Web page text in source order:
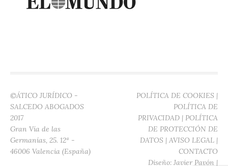
©ÁTICO JURÍDICO -
SALCEDO ABOGADOS
2017
Gran Vía de las
Germanías, 25. 12ª -
46006 Valencia (España)
POLÍTICA DE COOKIES |
POLÍTICA DE
PRIVACIDAD | POLÍTICA
DE PROTECCIÓN DE
DATOS | AVISO LEGAL |
CONTACTO
Diseño: Javier Pavón |